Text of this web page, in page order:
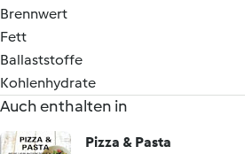
Brennwert
Fett
Ballaststoffe
Kohlenhydrate
Auch enthalten in
Pizza & Pasta